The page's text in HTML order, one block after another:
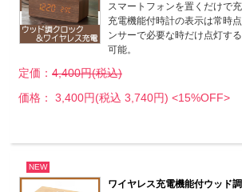
スマートフォンを置くだけで
充電機能付時計の表示は常時
ンサーで必要な時だけ点灯す
可能。
定価： 4,400円(税込)
価格： 3,400円(税込 3,740円) <15%OFF>
NEW
ワイヤレス充電機能付ウッド